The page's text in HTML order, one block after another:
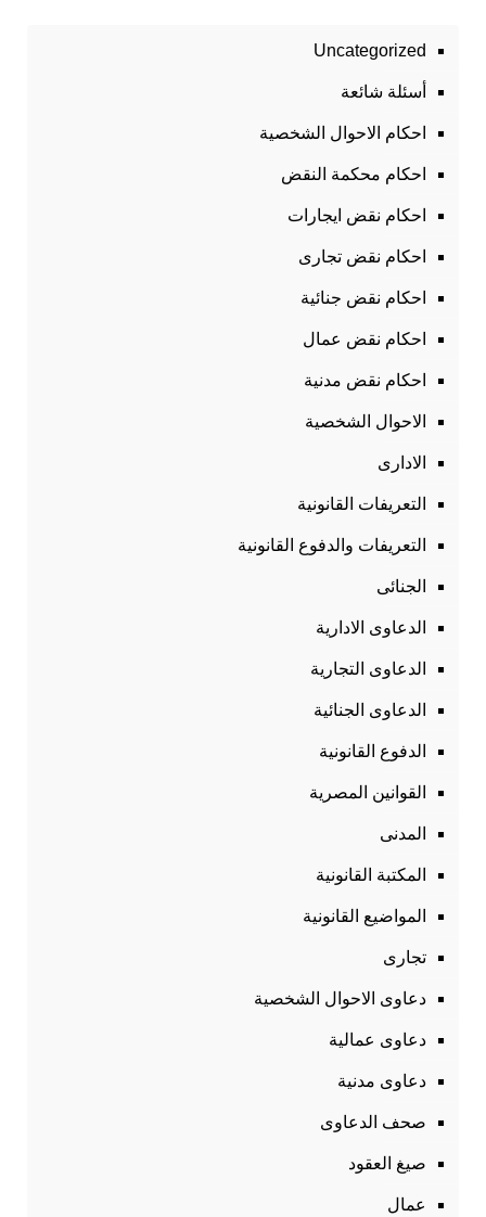
Uncategorized
أسئلة شائعة
احكام الاحوال الشخصية
احكام محكمة النقض
احكام نقض ايجارات
احكام نقض تجارى
احكام نقض جنائية
احكام نقض عمال
احكام نقض مدنية
الاحوال الشخصية
الادارى
التعريفات القانونية
التعريفات والدفوع القانونية
الجنائى
الدعاوى الادارية
الدعاوى التجارية
الدعاوى الجنائية
الدفوع القانونية
القوانين المصرية
المدنى
المكتبة القانونية
المواضيع القانونية
تجارى
دعاوى الاحوال الشخصية
دعاوى عمالية
دعاوى مدنية
صحف الدعاوى
صيغ العقود
عمال